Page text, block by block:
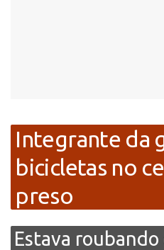
Integrante da
bicicletas no
preso
Estava roubando